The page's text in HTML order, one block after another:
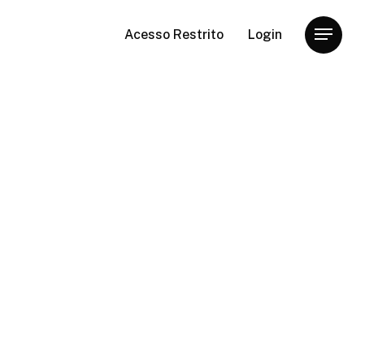
Acesso Restrito Login Menu